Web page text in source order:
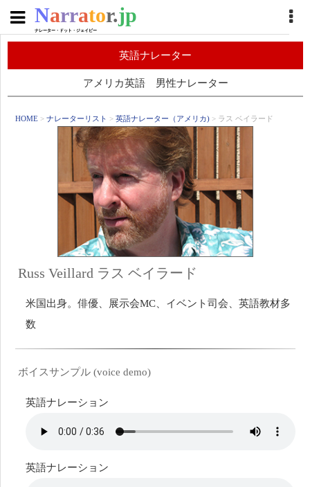
Narrator.jp
ナレーター・ドット・ジェイピー
英語ナレーター
アメリカ英語 男性ナレーター
HOME> ナレーターリスト > 英語ナレーター（アメリカ)> ラス ベイラード
Russ Veillard ラス ベイラード
米国出身。俳優、展示会MC、イベント司会、英語教材多
数
ボイスサンプル (voice demo)
英語ナレーション
英語ナレーション